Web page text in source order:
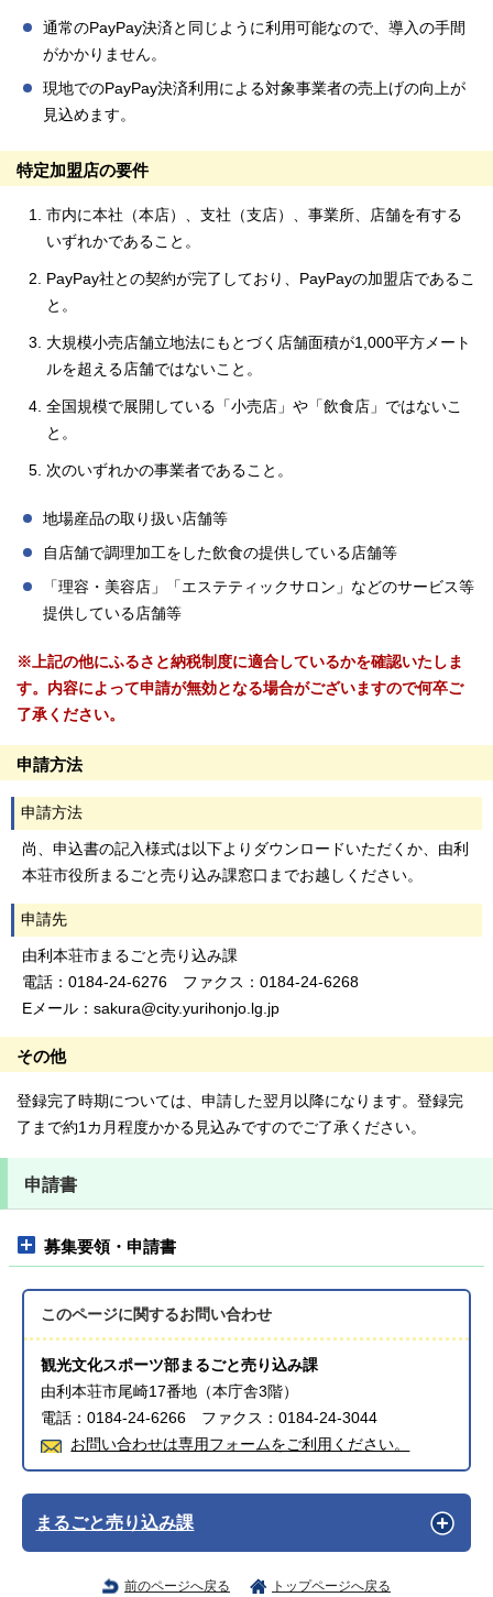
通常のPayPay決済と同じように利用可能なので、導入の手間
がかかりません。
現地でのPayPay決済利用による対象事業者の売上げの向上が
見込めます。
特定加盟店の要件
市内に本社（本店）、支社（支店）、事業所、店舗を有する
いずれかであること。
PayPay社との契約が完了しており、PayPayの加盟店であるこ
と。
大規模小売店舗立地法にもとづく店舗面積が1,000平方メート
ルを超える店舗ではないこと。
全国規模で展開している「小売店」や「飲食店」ではないこ
と。
次のいずれかの事業者であること。
地場産品の取り扱い店舗等
自店舗で調理加工をした飲食の提供している店舗等
「理容・美容店」「エステティックサロン」などのサービス等
提供している店舗等
※上記の他にふるさと納税制度に適合しているかを確認いたしま
す。内容によって申請が無効となる場合がございますので何卒ご
了承ください。
申請方法
申請方法
尚、申込書の記入様式は以下よりダウンロードいただくか、由利
本荘市役所まるごと売り込み課窓口までお越しください。
申請先
由利本荘市まるごと売り込み課
電話：0184-24-6276 ファクス：0184-24-6268
Eメール：sakura@city.yurihonjo.lg.jp
その他
登録完了時期については、申請した翌月以降になります。登録完
了まで約1カ月程度かかる見込みですのでご了承ください。
申請書
募集要領・申請書
このページに関するお問い合わせ
観光文化スポーツ部まるごと売り込み課
由利本荘市尾崎17番地（本庁舎3階）
電話：0184-24-6266 ファクス：0184-24-3044
お問い合わせは専用フォームをご利用ください。
まるごと売り込み課
前のページへ戻る トップページへ戻る